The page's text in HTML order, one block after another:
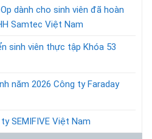
dành cho sinh viên đã hoàn
Samtec Việt Nam
sinh viên thực tập Khóa 53
năm 2026 Công ty Faraday
SEMIFIVE Việt Nam